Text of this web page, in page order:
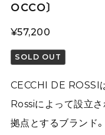
OCCO〕
¥57,200
SOLD OUT
CECCHI DE ROSSI
Rossiによって設立
拠点とするブランド